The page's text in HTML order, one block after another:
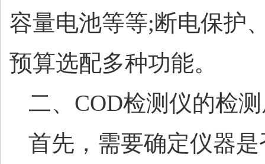
容量电池等等;断电保护
预算选配多种功能。
二、 COD检测仪的检
首先，需要确定仪器